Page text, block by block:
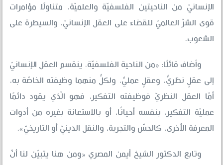
الإنسانيّ من الناحيتين الفلسفيّة والعلميّة، متناولًا مؤامرات
قوى الشرّ العالميّ للقضاء على العقل الإنسانيّ، والسيطرة على
الشعوب.
وأضاف قائلًا: «من الناحية الفلسفيّة، ينقسم العقل الإنسانيّ
إلى عقلٍ نظريٍّ، وعقلٍ عمليٍّ، ولكلٍّ منهما وظيفته الخاصّة به،
أمّا العقل النظريّ فوظيفته التفكير، فهو الّذي يقود دائمًا
عمليّة التفكير، بنفسه أحيانًا، أو بالاستعانة بغيره من أدوات
المعرفة الأخرى، كالحسّ والتجربة، والنقل الدينيّ أو التاريخيّ».
وتابع الدكتور الشيخ أيمن المصري «ومن هنا يتبيّن لنا أنّ